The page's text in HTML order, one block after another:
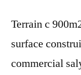
Terrain c
surface
commercial